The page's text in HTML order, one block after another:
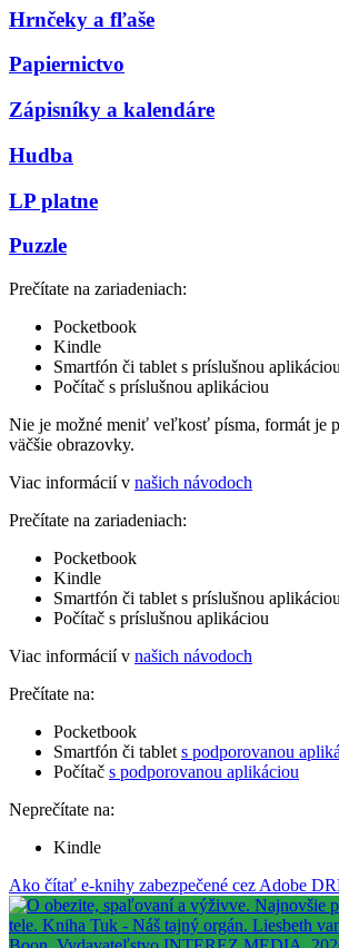
Hrnčeky a fľaše
Papiernictvo
Zápisníky a kalendáre
Hudba
LP platne
Puzzle
Prečítate na zariadeniach:
Pocketbook
Kindle
Smartfón či tablet s príslušnou aplikáciou
Počítač s príslušnou aplikáciou
Nie je možné meniť veľkosť písma, formát je
väčšie obrazovky.
Viac informácií v našich návodoch
Prečítate na zariadeniach:
Pocketbook
Kindle
Smartfón či tablet s príslušnou aplikáciou
Počítač s príslušnou aplikáciou
Viac informácií v našich návodoch
Prečítate na:
Pocketbook
Smartfón či tablet s podporovanou
Počítač s podporovanou aplikáciou
Neprečítate na:
Kindle
Ako čítať e-knihy zabezpečené cez Adobe